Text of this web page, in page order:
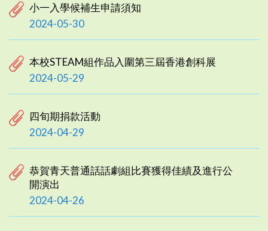
小一入學候補生申請須知
2024-05-30
本校STEAM組作品入圍第三屆香港創科展
2024-05-29
四旬期捐款活動
2024-04-29
恭賀青天普通話話劇組比賽獲得佳績及進行公
開演出
2024-04-26